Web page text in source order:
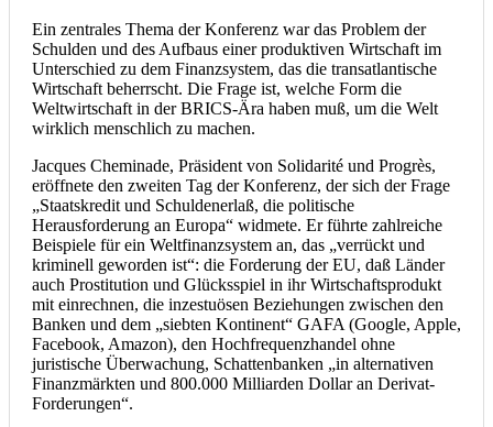
Ein zentrales Thema der Konferenz war das Problem der
Schulden und des Aufbaus einer produktiven Wirtschaft im
Unterschied zu dem Finanzsystem, das die transatlantische
Wirtschaft beherrscht. Die Frage ist, welche Form die
Weltwirtschaft in der BRICS-Ära haben muß, um die Welt
wirklich menschlich zu machen.
Jacques Cheminade, Präsident von Solidarité und Progrès,
eröffnete den zweiten Tag der Konferenz, der sich der Frage
„Staatskredit und Schuldenerlaß, die politische
Herausforderung an Europa“ widmete. Er führte zahlreiche
Beispiele für ein Weltfinanzsystem an, das „verrückt und
kriminell geworden ist“: die Forderung der EU, daß Länder
auch Prostitution und Glücksspiel in ihr Wirtschaftsprodukt
mit einrechnen, die inzestuösen Beziehungen zwischen den
Banken und dem „siebten Kontinent“ GAFA (Google, Apple,
Facebook, Amazon), den Hochfrequenzhandel ohne
juristische Überwachung, Schattenbanken „in alternativen
Finanzmärkten und 800.000 Milliarden Dollar an Derivat-
Forderungen“.